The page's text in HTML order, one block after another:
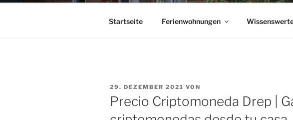
Startseite Ferienwohnungen
VERÖFFENTLICHT
AM
29. DEZEMBER 2021 VON
Precio Criptomoneda Drep |